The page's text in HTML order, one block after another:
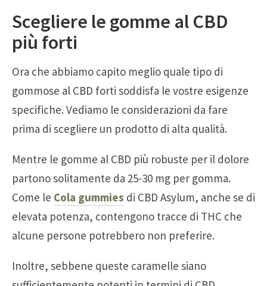
Scegliere le gomme al CBD
più forti
Ora che abbiamo capito meglio quale tipo di
gommose al CBD forti soddisfa le vostre esigenze
specifiche. Vediamo le considerazioni da fare
prima di scegliere un prodotto di alta qualità.
Mentre le gomme al CBD più robuste per il dolore
partono solitamente da 25-30 mg per gomma.
Come le Cola gummies di CBD Asylum, anche se di
elevata potenza, contengono tracce di THC che
alcune persone potrebbero non preferire.
Inoltre, sebbene queste caramelle siano